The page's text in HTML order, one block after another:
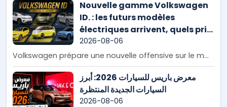
Nouvelle gamme Volkswagen
ID. : les futurs modèles
électriques arrivent, quels prix
pour le Maroc ?
2026-08-06
Volkswagen prépare une nouvelle offensive sur le m...
معرض باريس للسيارات 2026: أبرز
السيارات الجديدة المنتظرة
2026-08-06